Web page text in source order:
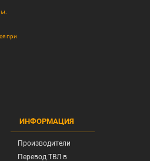
при
ИНФОРМАЦИЯ
Производители
Перевод ТВЛ в